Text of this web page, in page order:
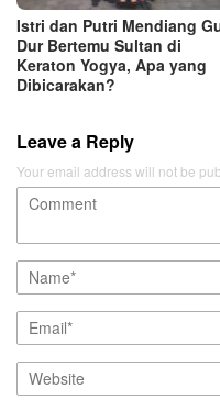
Istri dan Putri Mendiang
Dur Bertemu Sultan di
Keraton Yogya, Apa yang
Dibicarakan?
Leave a Reply
Your email address will not be